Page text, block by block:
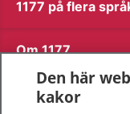
1177 på flera
Om 1177
Kontakt
Den här
kakor